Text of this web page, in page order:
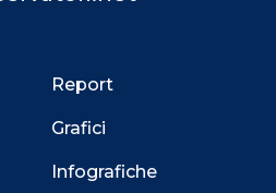
Report
Grafici
Infografiche